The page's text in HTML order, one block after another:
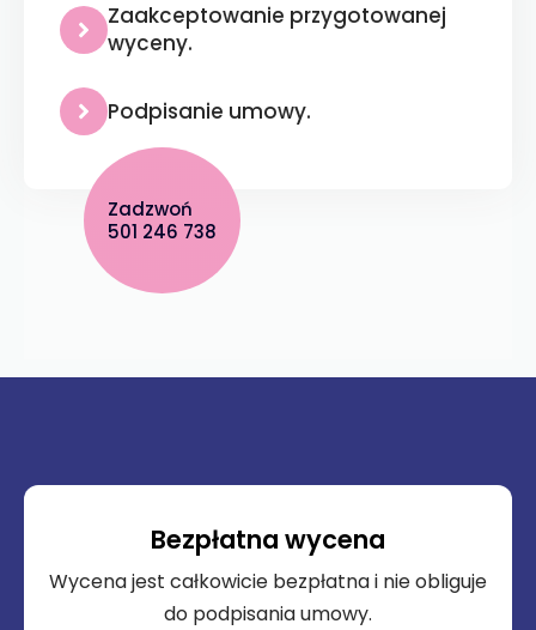
Zaakceptowanie przygotowanej
wyceny.
Podpisanie umowy.
Zadzwoń
501 246 738
Bezpłatna wycena
Wycena jest całkowicie bezpłatna i nie obliguje
do podpisania umowy.